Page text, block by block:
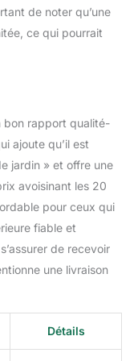
spot
que les
votre
Ce
étanche
un éclairage
pour votre
offrant
d'Application
led
intérieur offre
de noter qu’une
ce qui pourrait
bon rapport qualité-
ajoute qu’il est
jardin » et offre une
avoisinant les 20
pour ceux qui
fiable et
de recevoir
une livraison
Détails